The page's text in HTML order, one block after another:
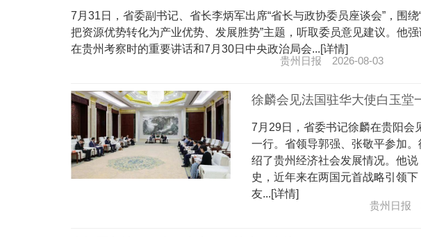
7月31日，省委副书记、省长李炳军出席“省长与政协委员座谈会”，围
把资源优势转化为产业优势、发展胜势”主题，听取委员意见建议。他
在贵州考察时的重要讲话和7月30日中央政治局会...[详情]
贵州日报
2026-08-03
徐麟会见法国驻华大使白玉堂
7月29日，省委书记徐麟在贵阳会
一行。省领导郭强、张敬平参加
绍了贵州经济社会发展情况。他
史，近年来在两国元首战略引领
友...[详情]
贵州日报